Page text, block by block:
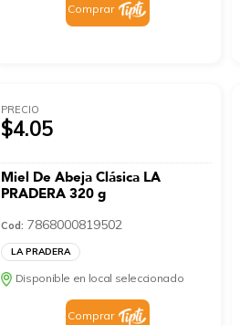
Comprar
PRECIO
$4.05
Miel De Abeja Clásica LA
PRADERA 320 g
Cod: 7868000819502
LA PRADERA
Disponible en local seleccionado
Comprar